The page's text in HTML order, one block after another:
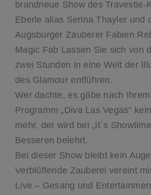
brandneue Show des Travestie-
Eberle alias Serina Thayler und
Augsburger Zauberer Fabien
Magic Fab Lassen Sie sich von
zwei Stunden in eine Welt der
des Glamour entführen.
Wer dachte, es gäbe nach
Programm „Diva Las Vegas“
mehr, der wird bei „It´s
Besseren belehrt.
Bei dieser Show bleibt kein
Verblüffende Zauberei vereint
Live – Gesang und